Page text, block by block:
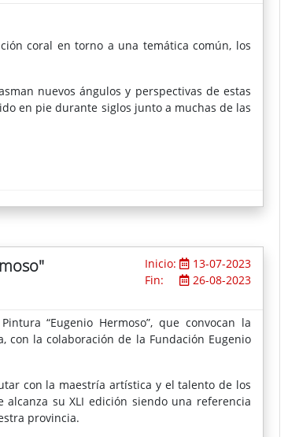
coral en torno a una temática común, los
nuevos ángulos y perspectivas de estas
en pie durante siglos junto a muchas de las
Inicio:
13-07-2023
Fin:
26-08-2023
“Eugenio Hermoso”, que convocan la
con la colaboración de la Fundación Eugenio
con la maestría artística y el talento de los
su XLI edición siendo una referencia
provincia.